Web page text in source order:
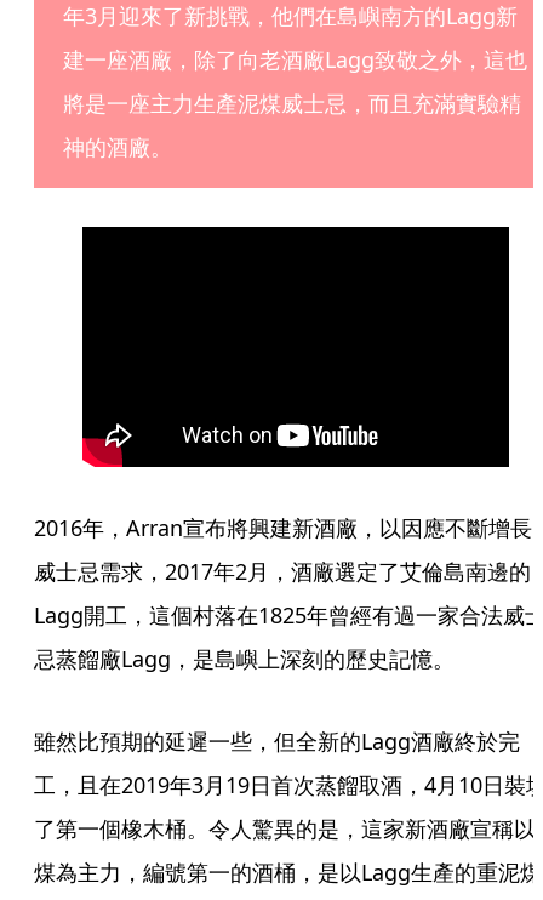
年3月迎來了新挑戰，他們在島嶼南方的Lagg新
建一座酒廠，除了向老酒廠Lagg致敬之外，這也
將是一座主力生產泥煤威士忌，而且充滿實驗精
神的酒廠。
2016年，Arran宣布將興建新酒廠，以因應不斷增長
威士忌需求，2017年2月，酒廠選定了艾倫島南邊的
Lagg開工，這個村落在1825年曾經有過一家合法威
忌蒸餾廠Lagg，是島嶼上深刻的歷史記憶。
雖然比預期的延遲一些，但全新的Lagg酒廠終於完
工，且在2019年3月19日首次蒸餾取酒，4月10日裝
了第一個橡木桶。令人驚異的是，這家新酒廠宣稱以
煤為主力，編號第一的酒桶，是以Lagg生產的重泥煤